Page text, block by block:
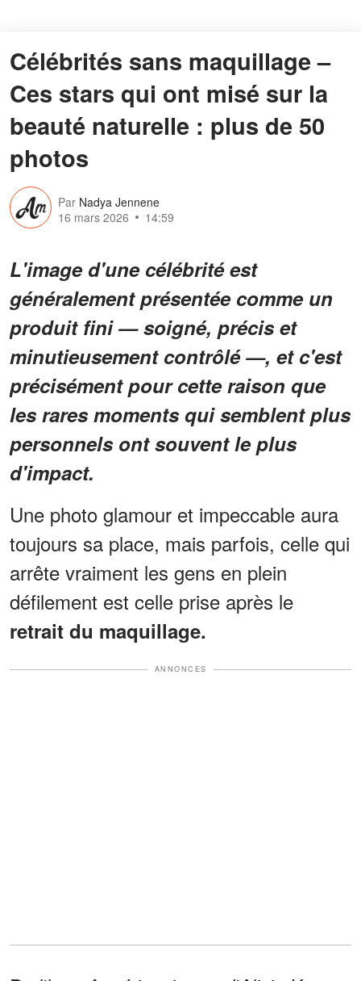
Célébrités sans maquillage –
Ces stars qui ont misé sur la
beauté naturelle : plus de 50
photos
Par Nadya Jennene
16 mars 2026
14:59
L'image d'une célébrité est
généralement présentée comme un
produit fini — soigné, précis et
minutieusement contrôlé —, et c'est
précisément pour cette raison que
les rares moments qui semblent plus
personnels ont souvent le plus
d'impact.
Une photo glamour et impeccable aura
toujours sa place, mais parfois, celle qui
arrête vraiment les gens en plein
défilement est celle prise après le
retrait du maquillage.
ANNONCES